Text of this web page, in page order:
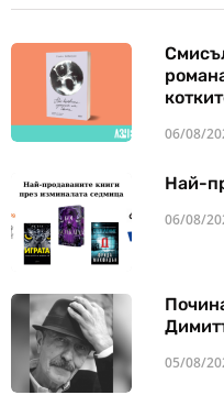
06/08/
Най-
06/08/
05/08/